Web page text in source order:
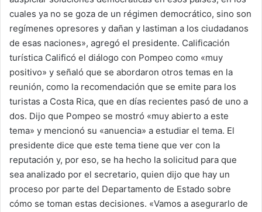
cuales ya no se goza de un régimen democrático, sino son
regímenes opresores y dañan y lastiman a los ciudadanos
de esas naciones», agregó el presidente. Calificación
turística Calificó el diálogo con Pompeo como «muy
positivo» y señaló que se abordaron otros temas en la
reunión, como la recomendación que se emite para los
turistas a Costa Rica, que en días recientes pasó de uno a
dos. Dijo que Pompeo se mostró «muy abierto a este
tema» y mencionó su «anuencia» a estudiar el tema. El
presidente dice que este tema tiene que ver con la
reputación y, por eso, se ha hecho la solicitud para que
sea analizado por el secretario, quien dijo que hay un
proceso por parte del Departamento de Estado sobre
cómo se toman estas decisiones. «Vamos a asegurarlo de